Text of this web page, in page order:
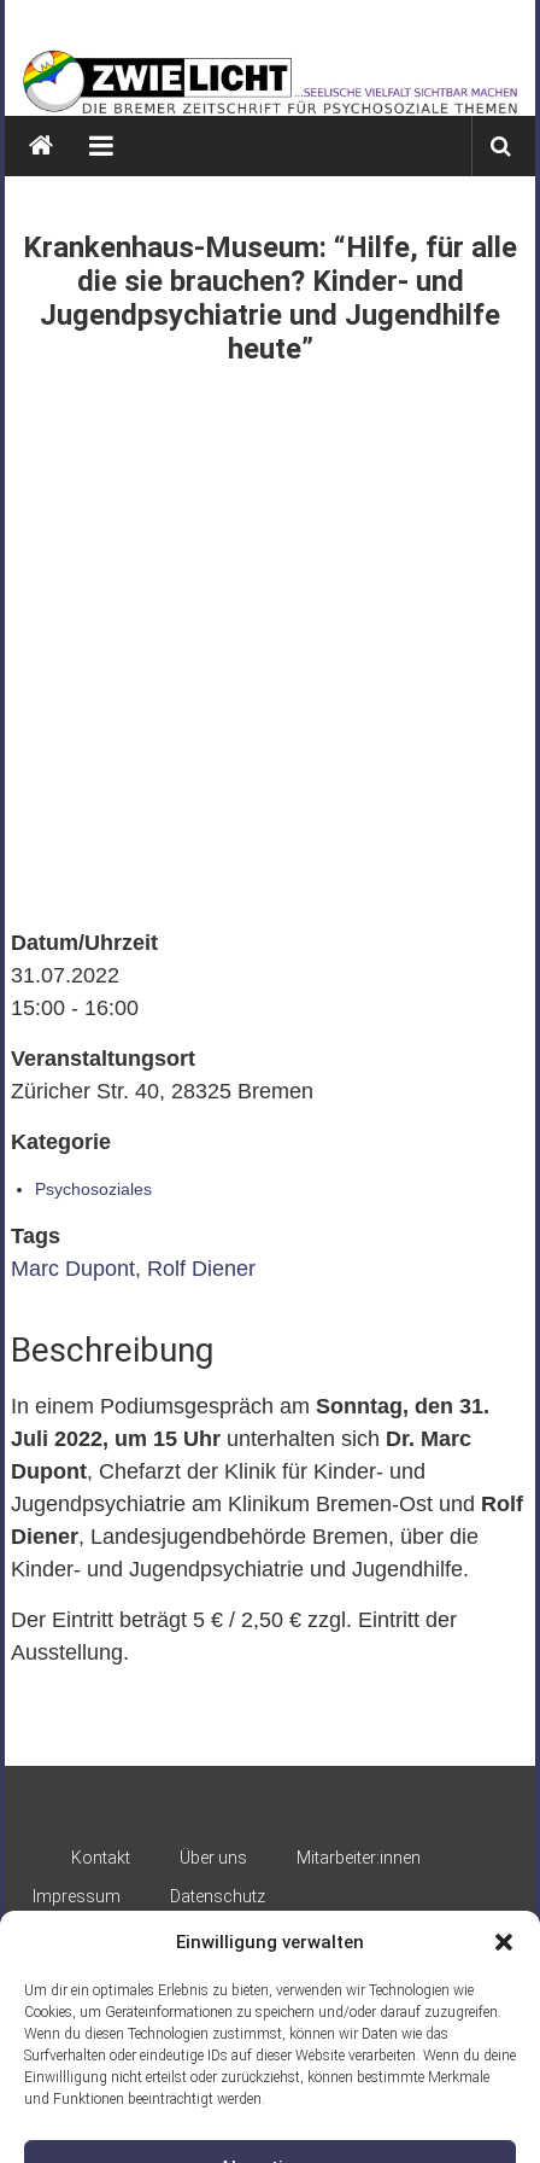
Einwilligung verwalten
Um dir ein optimales Erlebnis zu bieten, verwenden wir Technologien wie
Cookies, um Geräteinformationen zu speichern und/oder darauf zuzugreifen.
Wenn du diesen Technologien zustimmst, können wir Daten wie das
Surfverhalten oder eindeutige IDs auf dieser Website verarbeiten. Wenn du deine
Einwillligung nicht erteilst oder zurückziehst, können bestimmte Merkmale
und Funktionen beeinträchtigt werden.
springen
ZWIELICHT
BREMEN
DIE
PSYCHOSOZIALE
THEMEN
Krankenhaus-Museum: “Hilfe, für alle
die sie brauchen? Kinder- und
Jugendpsychiatrie und Jugendhilfe
heute”
Datum/Uhrzeit
31.07.2022
15:00 - 16:00
Veranstaltungsort
Züricher Str. 40, 28325 Bremen
Kategorie
Psychosoziales
Tags
Marc Dupont, Rolf Diener
Beschreibung
In einem Podiumsgespräch am Sonntag, den 31.
Juli 2022, um 15 Uhrunterhalten sich Dr. Marc
Dupont, Chefarzt der Klinik für Kinder- und
Jugendpsychiatrie am Klinikum Bremen-Ost und Rolf
Diener, Landesjugendbehörde Bremen, über die
Kinder- und Jugendpsychiatrie und Jugendhilfe.
Der Eintritt beträgt 5 € / 2,50 € zzgl. Eintritt der
Ausstellung.
Kontakt Über uns
Mitarbeiter:innen
Impressum
Datenschutz
Gefördert durch: